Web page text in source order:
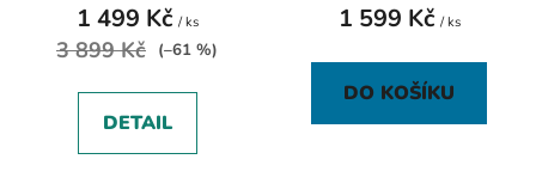
1 499 Kč / ks
3 899 Kč (–61 %)
DETAIL
1 599 Kč / ks
DO KOŠÍKU